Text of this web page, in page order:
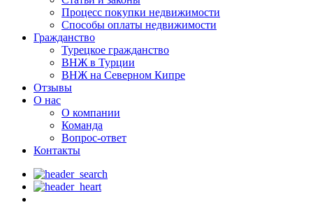
Процесс покупки недвижимости
Способы оплаты недвижимости
Гражданство
Турецкое гражданство
ВНЖ в Турции
ВНЖ на Северном Кипре
Отзывы
О нас
О компании
Команда
Вопрос-ответ
Контакты